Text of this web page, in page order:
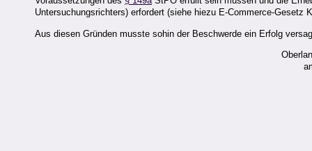
Untersuchungsrichters) erfordert (siehe hiezu E-Commerce-Gesetz
Aus diesen Gründen musste sohin der Beschwerde ein Erfolg